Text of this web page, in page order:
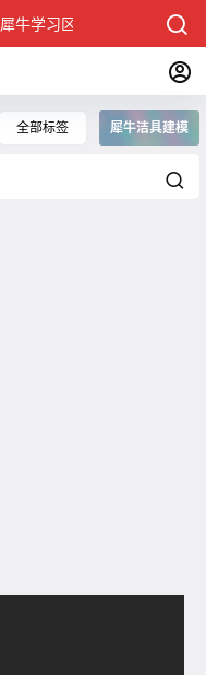
犀牛学习区
全部标签 犀牛洁具建模